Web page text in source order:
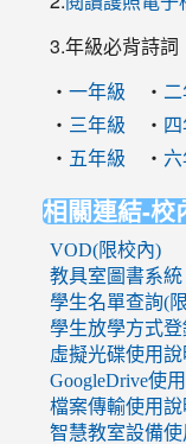
3.年級必背詩詞
‧ 一年級 ‧
‧ 三年級 ‧
‧ 五年級 ‧ 六
相關連結-校
VOD(限校內)
教具室圖書系統
學生名單查詢(
學生放學方式登
虛擬光碟使用說
GoogleDrive使
檔案傳輸使用說
智慧教室設備使